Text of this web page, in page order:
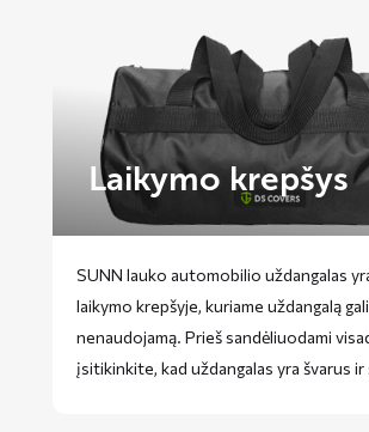
Laikymo krepšys
SUNN lauko automobilio uždangalas
laikymo krepšyje, kuriame uždangalą
nenaudojamą. Prieš sandėliuodami
įsitikinkite, kad uždangalas yra švarus ir